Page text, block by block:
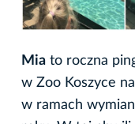
Mia to roczna
w Zoo Koszyce
w ramach